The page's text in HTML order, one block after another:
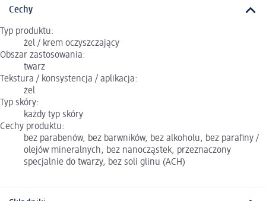
Cechy
Typ produktu:
żel / krem oczyszczający
Obszar zastosowania:
twarz
Tekstura / konsystencja / aplikacja:
żel
Typ skóry:
każdy typ skóry
Cechy produktu:
bez parabenów, bez barwników, bez alkoholu, bez parafiny /
olejów mineralnych, bez nanocząstek, przeznaczony
specjalnie do twarzy, bez soli glinu (ACH)